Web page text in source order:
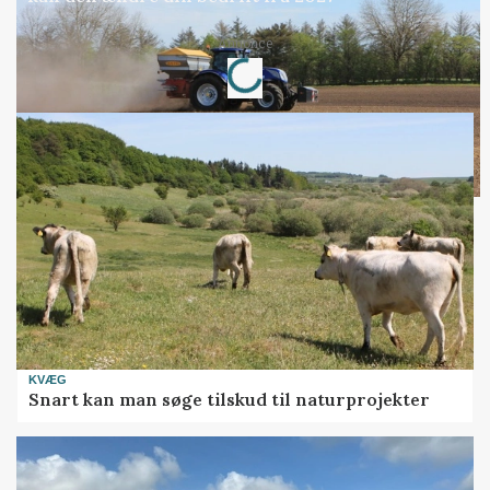
Annonce
Loading...
KVÆG
Snart kan man søge tilskud til naturprojekter